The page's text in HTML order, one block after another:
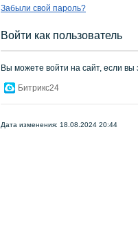
Забыли свой пароль?
Войти как пользователь
Вы можете войти на сайт, если вы
Битрикс24
Дата изменения: 18.08.2024 20:44